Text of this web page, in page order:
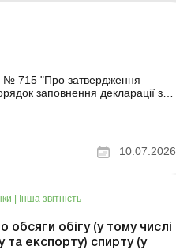
10.07.2026
Інша звітність
обсяги обігу (у тому числі
та експорту) спирту (у